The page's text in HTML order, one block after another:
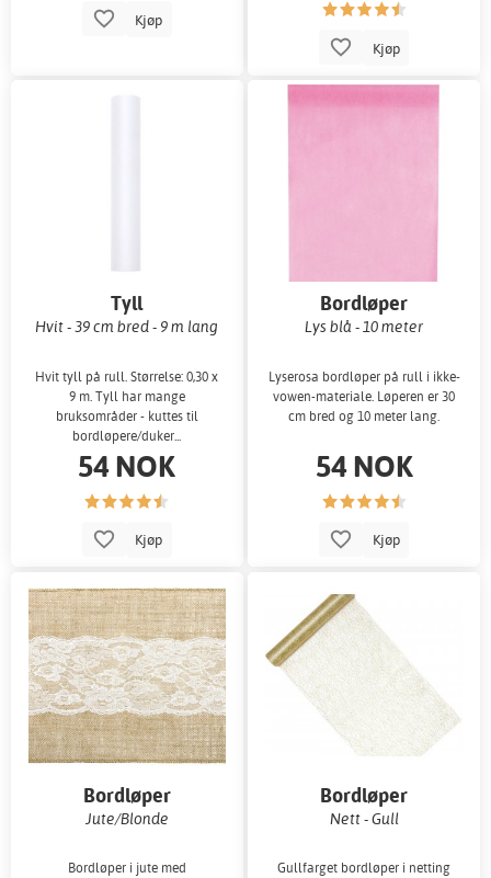
Kjøp
Kjøp
Tyll
Hvit - 39 cm bred - 9 m lang
Hvit tyll på rull. Størrelse: 0,30 x
9 m. Tyll har mange
bruksområder - kuttes til
bordløpere/duker...
54 NOK
Kjøp
Bordløper
Lys blå - 10 meter
Lyserosa bordløper på rull i ikke-
vowen-materiale. Løperen er 30
cm bred og 10 meter lang.
54 NOK
Kjøp
Bordløper
Jute/Blonde
Bordløper i jute med
Bordløper
Nett - Gull
Gullfarget bordløper i netting